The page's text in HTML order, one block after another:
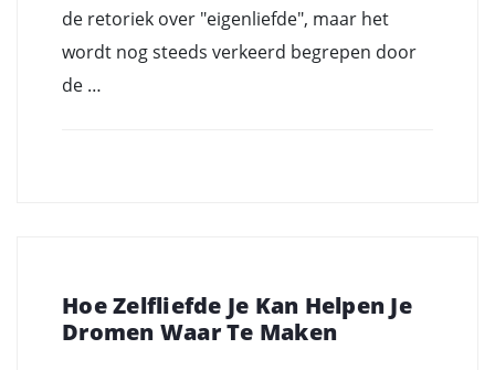
de retoriek over "eigenliefde", maar het
wordt nog steeds verkeerd begrepen door
de …
Hoe Zelfliefde Je Kan Helpen Je
Dromen Waar Te Maken